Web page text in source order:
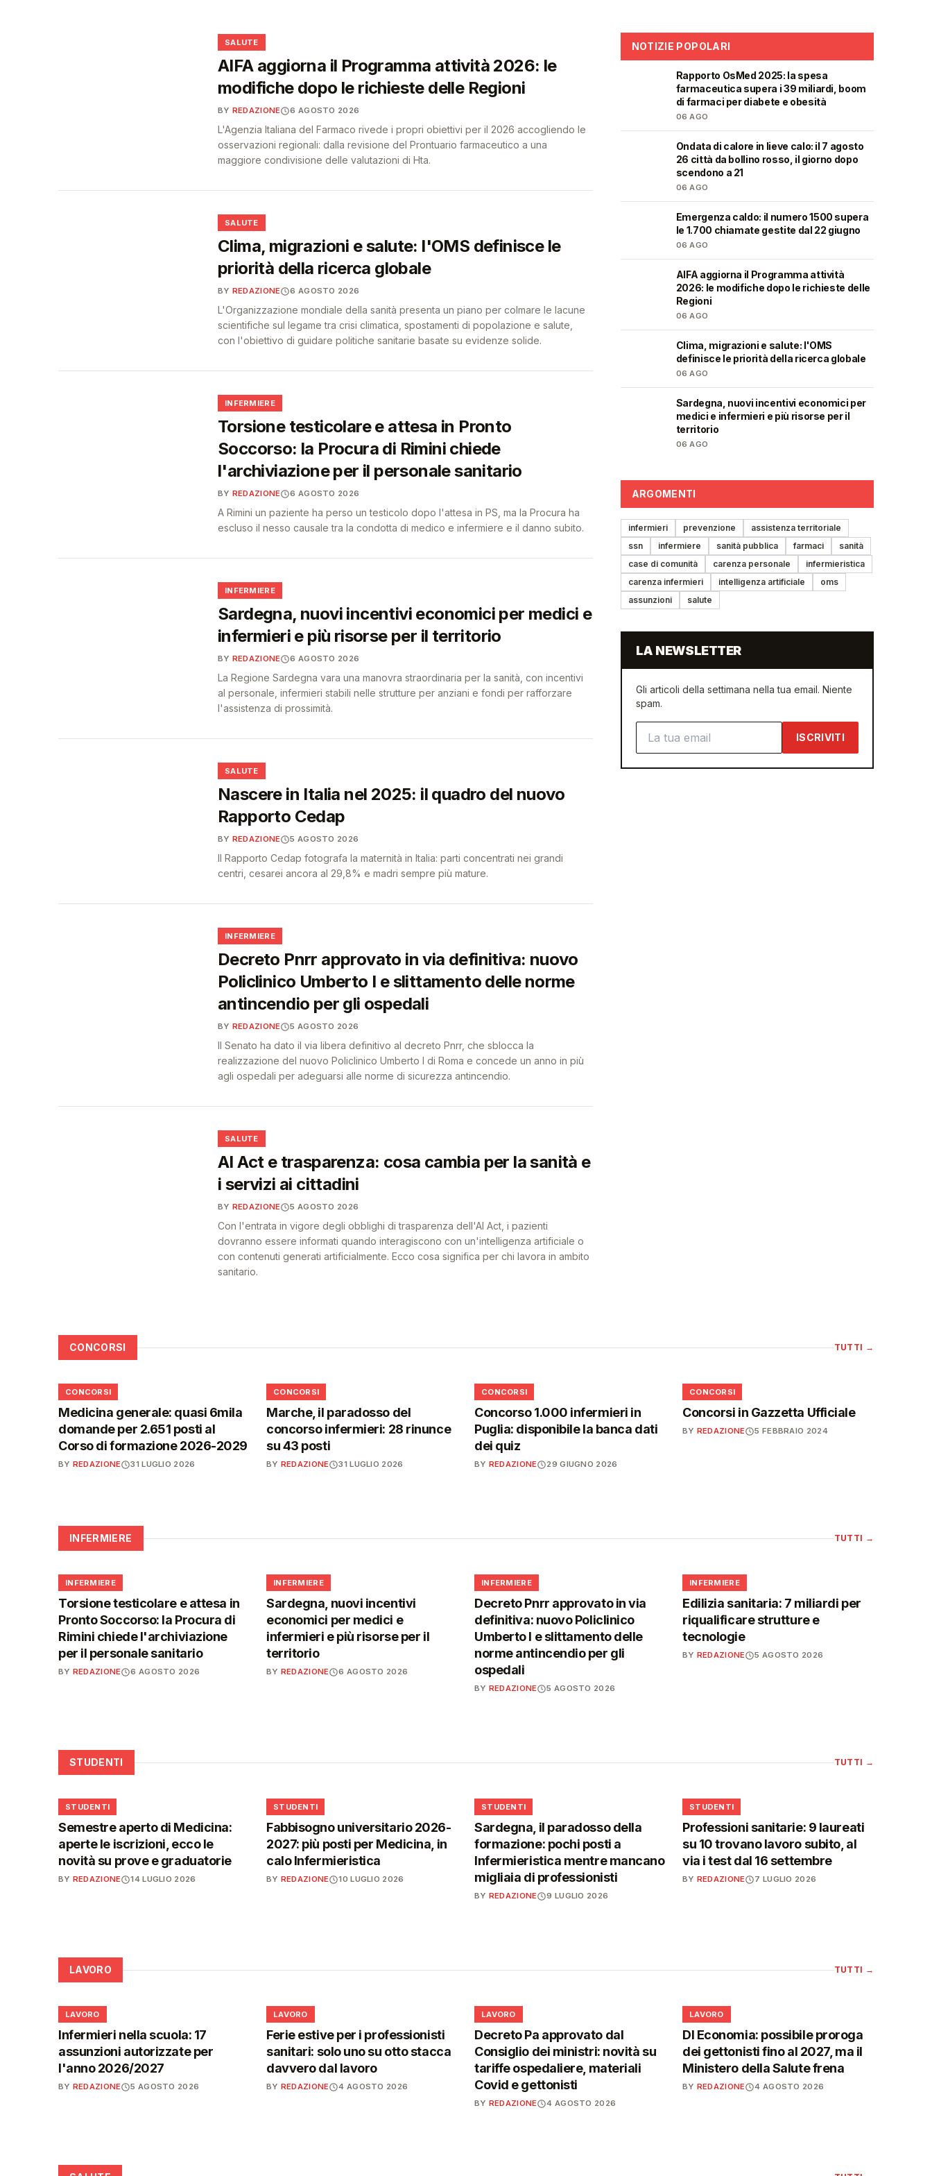
SALUTE
AIFA aggiorna il Programma attività 2026: le
modifiche dopo le richieste delle Regioni
BY REDAZIONE 6 AGOSTO 2026
L'Agenzia Italiana del Farmaco rivede i propri obiettivi per il 2026 accogliendo le
osservazioni regionali: dalla revisione del Prontuario farmaceutico a una
maggiore condivisione delle valutazioni di Hta.
SALUTE
Clima, migrazioni e salute: l'OMS definisce le
priorità della ricerca globale
BY REDAZIONE 6 AGOSTO 2026
L'Organizzazione mondiale della sanità presenta un piano per colmare le lacune
scientifiche sul legame tra crisi climatica, spostamenti di popolazione e salute,
con l'obiettivo di guidare politiche sanitarie basate su evidenze solide.
INFERMIERE
Torsione testicolare e attesa in Pronto
Soccorso: la Procura di Rimini chiede
l'archiviazione per il personale sanitario
BY REDAZIONE 6 AGOSTO 2026
A Rimini un paziente ha perso un testicolo dopo l'attesa in PS, ma la Procura ha
escluso il nesso causale tra la condotta di medico e infermiere e il danno subito.
INFERMIERE
Sardegna, nuovi incentivi economici per medici e
infermieri e più risorse per il territorio
BY REDAZIONE 6 AGOSTO 2026
La Regione Sardegna vara una manovra straordinaria per la sanità, con incentivi
al personale, infermieri stabili nelle strutture per anziani e fondi per rafforzare
l'assistenza di prossimità.
SALUTE
Nascere in Italia nel 2025: il quadro del nuovo
Rapporto Cedap
BY REDAZIONE 5 AGOSTO 2026
Il Rapporto Cedap fotografa la maternità in Italia: parti concentrati nei grandi
centri, cesarei ancora al 29,8% e madri sempre più mature.
INFERMIERE
Decreto Pnrr approvato in via definitiva: nuovo
Policlinico Umberto I e slittamento delle norme
antincendio per gli ospedali
BY REDAZIONE 5 AGOSTO 2026
Il Senato ha dato il via libera definitivo al decreto Pnrr, che sblocca la
realizzazione del nuovo Policlinico Umberto I di Roma e concede un anno in più
agli ospedali per adeguarsi alle norme di sicurezza antincendio.
SALUTE
AI Act e trasparenza: cosa cambia per la sanità e
i servizi ai cittadini
BY REDAZIONE 5 AGOSTO 2026
Con l'entrata in vigore degli obblighi di trasparenza dell'AI Act, i pazienti
dovranno essere informati quando interagiscono con un'intelligenza artificiale o
con contenuti generati artificialmente. Ecco cosa significa per chi lavora in ambito
sanitario.
NOTIZIE POPOLARI
Rapporto OsMed 2025: la spesa
farmaceutica supera i 39 miliardi, boom
di farmaci per diabete e obesità
06 AGO
Ondata di calore in lieve calo: il 7 agosto
26 città da bollino rosso, il giorno dopo
scendono a 21
06 AGO
Emergenza caldo: il numero 1500 supera
le 1.700 chiamate gestite dal 22 giugno
06 AGO
AIFA aggiorna il Programma attività
2026: le modifiche dopo le richieste delle
Regioni
06 AGO
Clima, migrazioni e salute: l'OMS
definisce le priorità della ricerca globale
06 AGO
Sardegna, nuovi incentivi economici per
medici e infermieri e più risorse per il
territorio
06 AGO
ARGOMENTI
infermieri prevenzione
assistenza territoriale
ssn
infermiere sanità pubblica farmaci
sanità
case di comunità
carenza personale
infermieristica
carenza infermieri
intelligenza artificiale
oms
assunzioni
salute
LA NEWSLETTER
Gli articoli della settimana nella tua email. Niente
spam.
ISCRIVITI
CONCORSI TUTTI →
📋
CONCORSI
Medicina generale: quasi 6mila
domande per 2.651 posti al
Corso di formazione 2026-2029
BY REDAZIONE 31 LUGLIO 2026
📋
CONCORSI
Marche, il paradosso del
concorso infermieri: 28 rinunce
su 43 posti
BY REDAZIONE 31 LUGLIO 2026
📋
CONCORSI
Concorso 1.000 infermieri in
Puglia: disponibile la banca dati
dei quiz
BY REDAZIONE 29 GIUGNO 2026
📋
CONCORSI
Concorsi in Gazzetta Ufficiale
BY REDAZIONE 5 FEBBRAIO 2024
INFERMIERE TUTTI →
🩺
INFERMIERE
Torsione testicolare e attesa in
Pronto Soccorso: la Procura di
Rimini chiede l'archiviazione
per il personale sanitario
BY REDAZIONE 6 AGOSTO 2026
🩺
INFERMIERE
Sardegna, nuovi incentivi
economici per medici e
infermieri e più risorse per il
territorio
BY REDAZIONE 6 AGOSTO 2026
🩺
INFERMIERE
Decreto Pnrr approvato in via
definitiva: nuovo Policlinico
Umberto I e slittamento delle
norme antincendio per gli
ospedali
BY REDAZIONE 5 AGOSTO 2026
🩺
INFERMIERE
Edilizia sanitaria: 7 miliardi per
riqualificare strutture e
tecnologie
BY REDAZIONE 5 AGOSTO 2026
STUDENTI TUTTI →
🎓
STUDENTI
Semestre aperto di Medicina:
aperte le iscrizioni, ecco le
novità su prove e graduatorie
BY REDAZIONE 14 LUGLIO 2026
🎓
STUDENTI
Fabbisogno universitario 2026-
2027: più posti per Medicina, in
calo Infermieristica
BY REDAZIONE 10 LUGLIO 2026
🎓
STUDENTI
Sardegna, il paradosso della
formazione: pochi posti a
Infermieristica mentre mancano
migliaia di professionisti
BY REDAZIONE 9 LUGLIO 2026
🎓
STUDENTI
Professioni sanitarie: 9 laureati
su 10 trovano lavoro subito, al
via i test dal 16 settembre
BY REDAZIONE 7 LUGLIO 2026
LAVORO TUTTI →
💼
LAVORO
Infermieri nella scuola: 17
assunzioni autorizzate per
l'anno 2026/2027
BY REDAZIONE 5 AGOSTO 2026
💼
LAVORO
Ferie estive per i professionisti
sanitari: solo uno su otto stacca
davvero dal lavoro
BY REDAZIONE 4 AGOSTO 2026
💼
LAVORO
Decreto Pa approvato dal
Consiglio dei ministri: novità su
tariffe ospedaliere, materiali
Covid e gettonisti
BY REDAZIONE 4 AGOSTO 2026
💼
LAVORO
Dl Economia: possibile proroga
dei gettonisti fino al 2027, ma il
Ministero della Salute frena
BY REDAZIONE 4 AGOSTO 2026